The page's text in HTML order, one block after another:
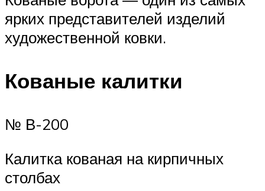
ярких представителей изделий
художественной ковки.
Кованые калитки
№ В-200
Калитка кованая на кирпичных
столбах